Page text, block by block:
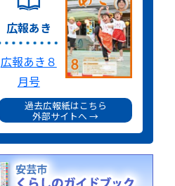
広報あき
広報あき８
月号
過去広報紙はこちら
外部サイトへ →